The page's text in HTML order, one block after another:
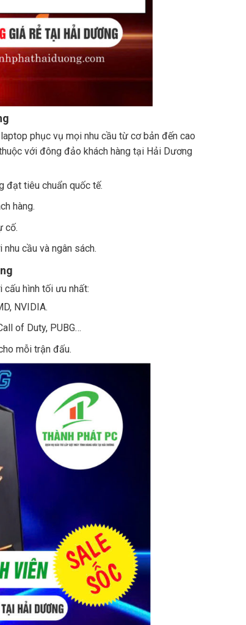
phục vụ mọi nhu cầu từ cơ bản đến cao
với đông đảo khách hàng tại Hải Dương
đạt tiêu chuẩn quốc tế.
hàng.
cố.
cầu và ngân sách.
cấu hình tối ưu nhất:
NVIDIA.
of Duty, PUBG…
mỗi trận đấu.